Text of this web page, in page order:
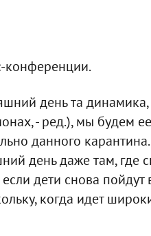
конференции.
день та динамика,
- ред.), мы будем
данного
день даже там, где
дети снова пойдут
когда идет